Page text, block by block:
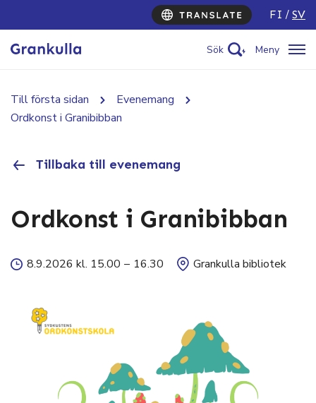
FI SV
Sök Meny
Till första sidan
Evenemang
Ordkonst i Granibibban
Tillbaka till evenemang
Ordkonst i Granibibban
8.9.2026 kl. 15.00 – 16.30 Grankulla bibliotek